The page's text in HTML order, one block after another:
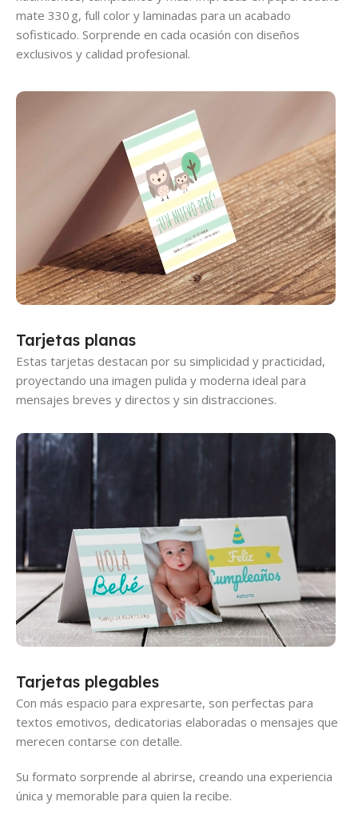
mate 330 g, full color y laminadas para un acabado
sofisticado. Sorprende en cada ocasión con diseños
exclusivos y calidad profesional.
Tarjetas planas
Estas tarjetas destacan por su simplicidad y practicidad,
proyectando una imagen pulida y moderna ideal para
mensajes breves y directos y sin distracciones.
Tarjetas plegables
Con más espacio para expresarte, son perfectas para
textos emotivos, dedicatorias elaboradas o mensajes que
merecen contarse con detalle.
Su formato sorprende al abrirse, creando una experiencia
única y memorable para quien la recibe.